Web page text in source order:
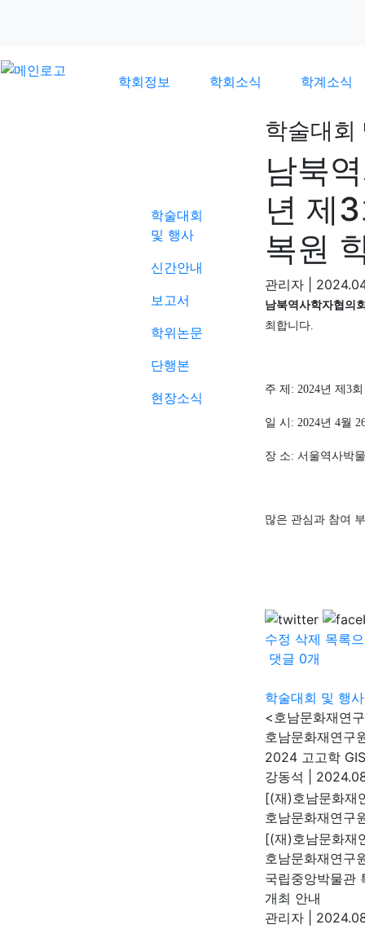
학회정보 학회소식 학계소식
학술대회
및 행사
신간안내
보고서
학위논문
단행본
현장소식
학술대회
남북
년 제
복원
관리자
남북역사학자협의
최합니다.
주 제 : 2024년 제 3
일 시 : 2024년 4월
장 소: 서울역사박
많은 관심과 참여
수정 삭제 목록
댓글 0개
학술대회 및 행사
<호남문화재연
호남문화재연구
2024 고고학
강동석
[(재)호남문화재
호남문화재연구
[(재)호남문화재
호남문화재연구
국립중앙박물관
개최 안내
관리자